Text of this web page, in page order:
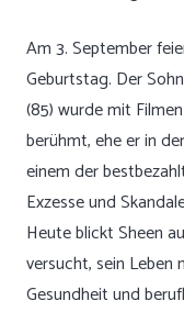
Am 3. September
Geburtstag. Der
(85) wurde mit
berühmt, ehe er in
einem der
Exzesse und
Heute blickt Sheen
versucht, sein Leben
Gesundheit und